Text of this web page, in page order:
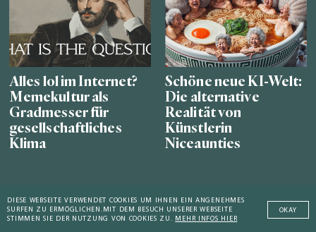
Alles lol im Internet?
Memekultur als
Gradmesser für
gesellschaftliches
Klima
Schöne neue KI-Welt:
Die alternative
Realität von
Künstlerin
Niceaunties
DIESE WEBSEITE VERWENDET COOKIES UM IHNEN EIN ANGENEHMES
SURFEN ZU ERMÖGLICHEN. MIT DEM BESUCH UNSERER WEBSEITE
STIMMEN SIE DER NUTZUNG VON COOKIES ZU. MEHR INFOS HIER
OKAY